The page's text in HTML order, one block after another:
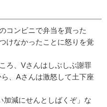
コンビニで弁当を買った
けなかったことに怒りを覚
ろ、Vさんはしぶしぶ謝罪
、Aさんは激怒して土下座
加減にせんとしばくぞ」な